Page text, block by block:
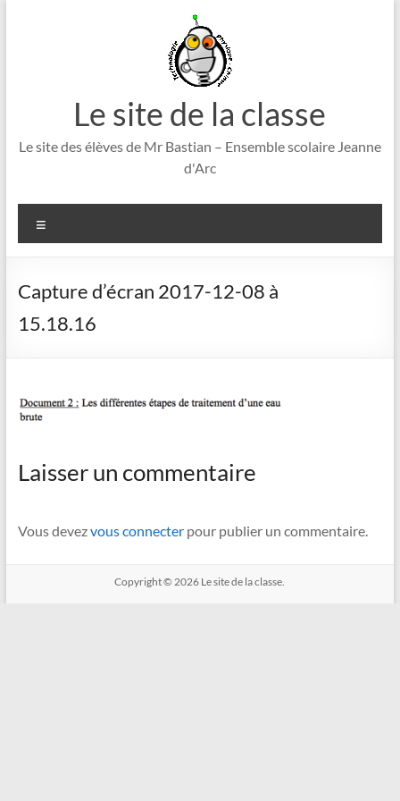
Le site de la classe
Le site des élèves de Mr Bastian – Ensemble scolaire Jeanne
d'Arc
Capture d’écran 2017-12-08 à
15.18.16
Laisser un commentaire
Vous devezvous connecterpour publier un commentaire.
Copyright © 2026 Le site de la classe.